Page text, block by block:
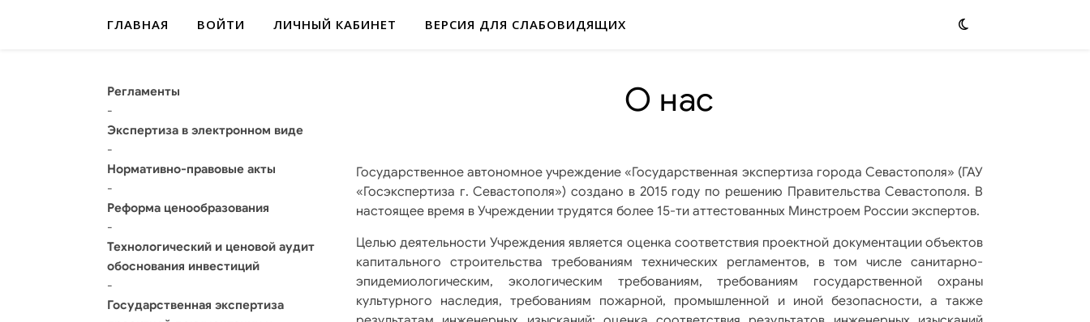
ГЛАВНАЯ ВОЙТИ ЛИЧНЫЙ КАБИНЕТ ВЕРСИЯ ДЛЯ СЛАБОВИДЯЩИХ
Регламенты
-
Экспертиза в электронном виде
-
Нормативно-правовые акты
-
Реформа ценообразования
-
Технологический и ценовой аудит
обоснования инвестиций
-
Государственная экспертиза
О нас
Государственное автономное учреждение «Государственная экспертиза города Севастополя» (ГАУ
«Госэкспертиза г. Севастополя») создано в 2015 году по решению Правительства Севастополя. В
настоящее время в Учреждении трудятся более 15-ти аттестованных Минстроем России экспертов.
Целью деятельности Учреждения является оценка соответствия проектной документации объектов
капитального строительства требованиям технических регламентов, в том числе санитарно-
эпидемиологическим, экологическим требованиям, требованиям государственной охраны
культурного наследия, требованиям пожарной, промышленной и иной безопасности, а также